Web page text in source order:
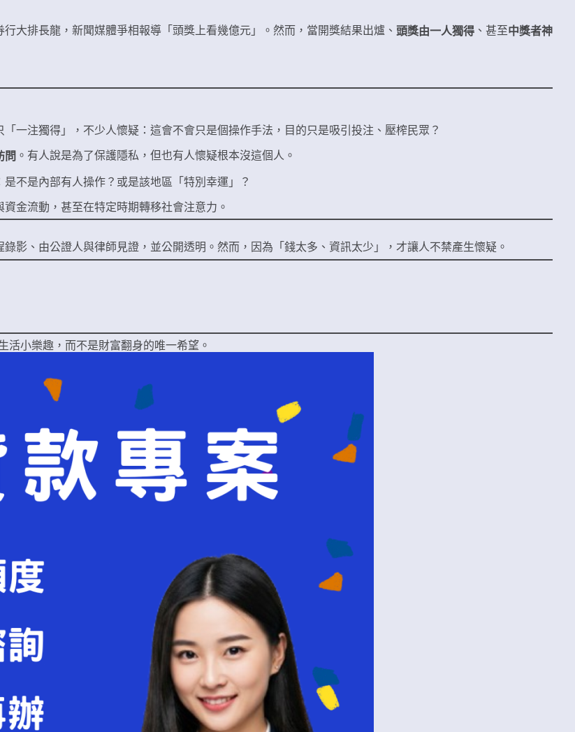
大排長龍，新聞媒體爭相報導「頭獎上看幾億元」。然而，當開獎結果出爐、 頭獎由一人獨得 、甚至中獎者神
一注獨得」，不少人懷疑：這會不會只是個操作手法，目的只是吸引投注、壓榨民眾？
問 。有人說是為了保護隱私，但也有人懷疑根本沒這個人。
不是內部有人操作？或是該地區「特別幸運」？
金流動，甚至在特定時期轉移社會注意力。
錄影、由公證人與律師見證，並公開透明。然而，因為「錢太多、資訊太少」，才讓人不禁產生懷疑。
活小樂趣，而不是財富翻身的唯一希望。